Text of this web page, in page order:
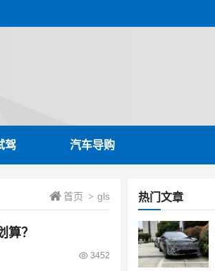
驾 汽车导购
热门文章
首页 > gls
？
3452